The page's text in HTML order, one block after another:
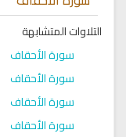
التلاوات المتشابهة
سورة الأحقاف
سورة الأحقاف
سورة الأحقاف
سورة الأحقاف